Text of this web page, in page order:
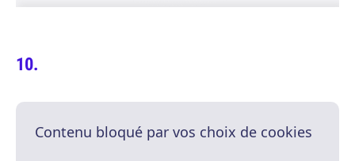
Contenu bloqué par vos choix de cookies